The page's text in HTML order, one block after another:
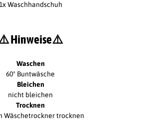
Waschhandschuh
Hinweise⚠️
Waschen
60° Buntwäsche
Bleichen
nicht bleichen
Trocknen
Wäschetrockner trocknen